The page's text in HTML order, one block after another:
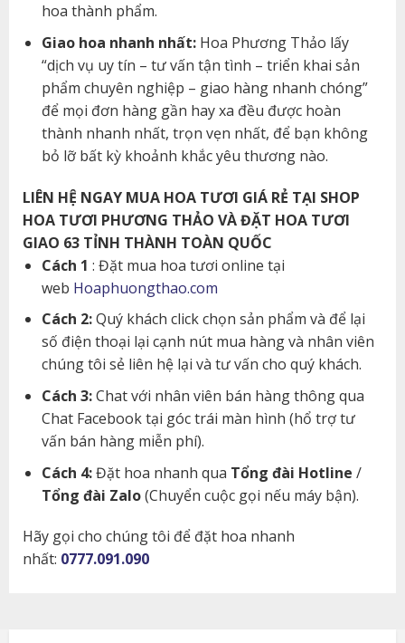
hoa thành phẩm.
Giao hoa nhanh nhất:Hoa Phương Thảo lấy
“dịch vụ uy tín – tư vấn tận tình – triển khai sản
phẩm chuyên nghiệp – giao hàng nhanh chóng”
để mọi đơn hàng gần hay xa đều được hoàn
thành nhanh nhất, trọn vẹn nhất, để bạn không
bỏ lỡ bất kỳ khoảnh khắc yêu thương nào.
LIÊN HỆ NGAY MUA HOA TƯƠI GIÁ RẺ TẠI SHOP
HOA TƯƠI PHƯƠNG THẢO VÀ ĐẶT HOA TƯƠI
GIAO 63 TỈNH THÀNH TOÀN QUỐC
Cách 1 : Đặt mua hoa tươi online tại
web Hoaphuongthao.com
Cách 2:Quý khách click chọn sản phẩm và để lại
số điện thoại lại cạnh nút mua hàng và nhân viên
chúng tôi sẻ liên hệ lại và tư vấn cho quý khách.
Cách 3:Chat với nhân viên bán hàng thông qua
Chat Facebook tại góc trái màn hình (hổ trợ tư
vấn bán hàng miễn phí).
Cách 4:Đặt hoa nhanh qua Tổng đài Hotline /
Tổng đài Zalo(Chuyển cuộc gọi nếu máy bận).
Hãy gọi cho chúng tôi để đặt hoa nhanh
nhất: 0777.091.090